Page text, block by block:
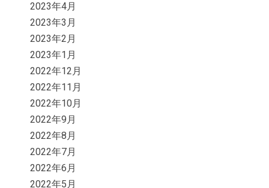
2023年4月
2023年3月
2023年2月
2023年1月
2022年12月
2022年11月
2022年10月
2022年9月
2022年8月
2022年7月
2022年6月
2022年5月